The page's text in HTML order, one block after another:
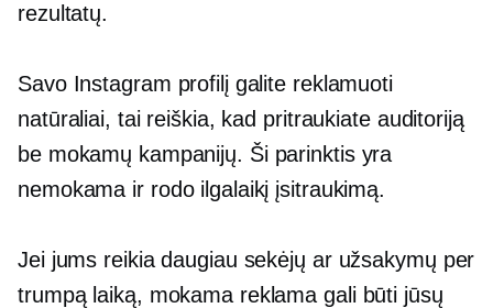
rezultatų.
Savo Instagram profilį galite reklamuoti
natūraliai, tai reiškia, kad pritraukiate auditoriją
be mokamų kampanijų. Ši parinktis yra
nemokama ir rodo ilgalaikį įsitraukimą.
Jei jums reikia daugiau sekėjų ar užsakymų per
trumpą laiką, mokama reklama gali būti jūsų